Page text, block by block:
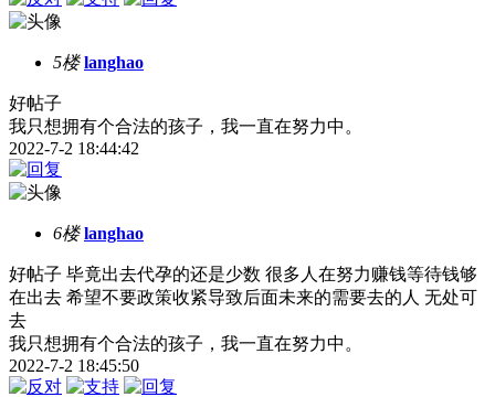
5楼 langhao
好帖子
我只想拥有个合法的孩子，我一直在努力中。
2022-7-2 18:44:42
6楼 langhao
好帖子 毕竟出去代孕的还是少数 很多人在努力赚钱等待钱够
在出去 希望不要政策收紧导致后面未来的需要去的人 无处可
去
我只想拥有个合法的孩子，我一直在努力中。
2022-7-2 18:45:50